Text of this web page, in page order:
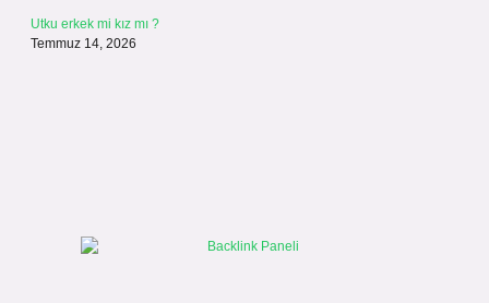
Utku erkek mi kız mı ?
Temmuz 14, 2026